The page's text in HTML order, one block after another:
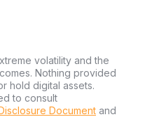
volatility and the
Nothing provided
hold digital assets.
to consult
Document and